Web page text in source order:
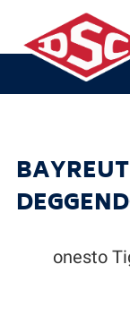
onesto